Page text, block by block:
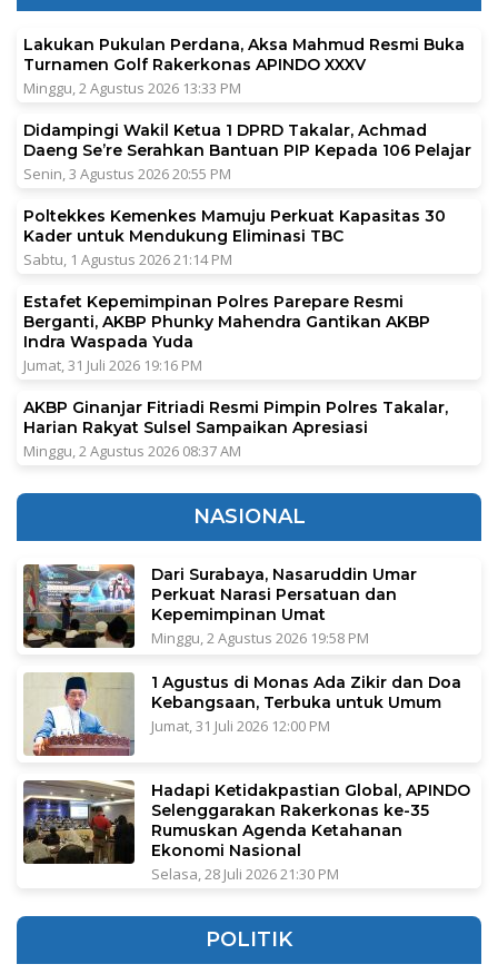
Lakukan Pukulan Perdana, Aksa Mahmud Resmi Buka
Turnamen Golf Rakerkonas APINDO XXXV
Minggu, 2 Agustus 2026 13:33 PM
Didampingi Wakil Ketua 1 DPRD Takalar, Achmad
Daeng Se’re Serahkan Bantuan PIP Kepada 106 Pelajar
Senin, 3 Agustus 2026 20:55 PM
Poltekkes Kemenkes Mamuju Perkuat Kapasitas 30
Kader untuk Mendukung Eliminasi TBC
Sabtu, 1 Agustus 2026 21:14 PM
Estafet Kepemimpinan Polres Parepare Resmi
Berganti, AKBP Phunky Mahendra Gantikan AKBP
Indra Waspada Yuda
Jumat, 31 Juli 2026 19:16 PM
AKBP Ginanjar Fitriadi Resmi Pimpin Polres Takalar,
Harian Rakyat Sulsel Sampaikan Apresiasi
Minggu, 2 Agustus 2026 08:37 AM
NASIONAL
Dari Surabaya, Nasaruddin Umar
Perkuat Narasi Persatuan dan
Kepemimpinan Umat
Minggu, 2 Agustus 2026 19:58 PM
1 Agustus di Monas Ada Zikir dan Doa
Kebangsaan, Terbuka untuk Umum
Jumat, 31 Juli 2026 12:00 PM
Hadapi Ketidakpastian Global, APINDO
Selenggarakan Rakerkonas ke-35
Rumuskan Agenda Ketahanan
Ekonomi Nasional
Selasa, 28 Juli 2026 21:30 PM
POLITIK